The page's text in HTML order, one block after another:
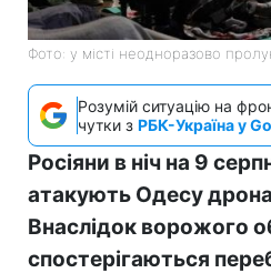
Фото: у місті неодноразово
Розумій ситуацію на
чутки з РБК-Україна у
Росіяни в ніч на 9
атакують Одесу
Внаслідок ворожого
спостерігаються